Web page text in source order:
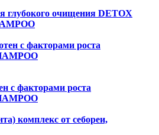
глубокого очищения DETOX
с факторами роста